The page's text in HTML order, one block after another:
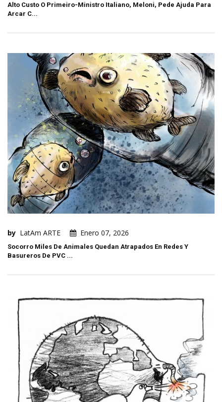
Alto Custo O Primeiro-Ministro Italiano, Meloni, Pede Ajuda Para
Arcar C...
by LatAm ARTE Enero 07, 2026
Socorro Miles De Animales Quedan Atrapados En Redes Y
Basureros De PVC ...